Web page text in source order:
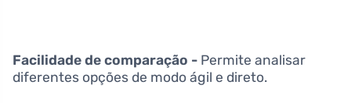
Facilidade de comparação - Permite analisar
diferentes opções de modo ágil e direto.